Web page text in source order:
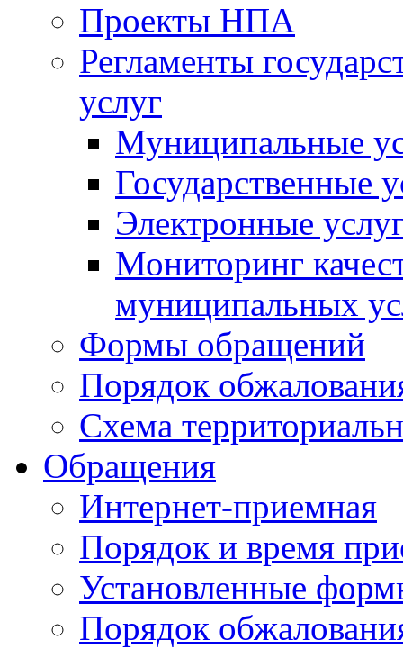
Проекты НПА
Регламенты
услуг
Муниципальные
Государственные
Электронные
Мониторинг
муниципальных
Формы обращений
Порядок
Схема
Обращения
Интернет-приемная
Порядок и время
Установленные
Порядок